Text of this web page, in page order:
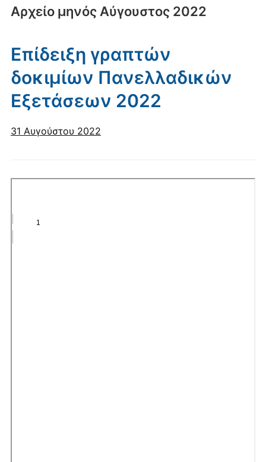
Αρχείο μηνός Αύγουστος 2022
Επίδειξη γραπτών
δοκιμίων Πανελλαδικών
Εξετάσεων 2022
31 Αυγούστου 2022